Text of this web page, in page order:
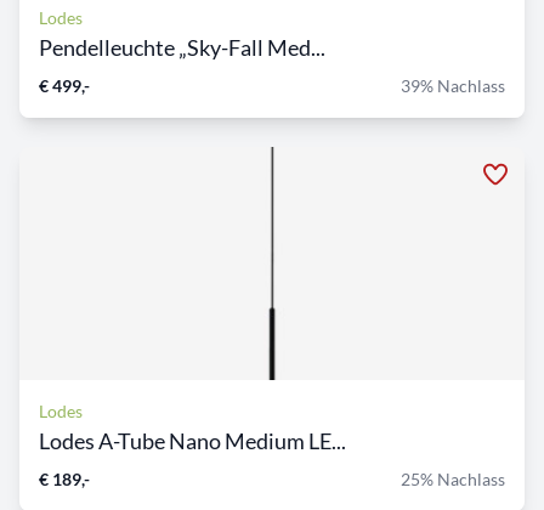
Lodes
Pendelleuchte „Sky-Fall Med...
€ 499,- 39% Nachlass
Lodes
Lodes A-Tube Nano Medium LE...
€ 189,- 25% Nachlass